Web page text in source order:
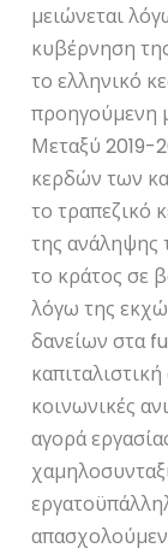
μειώνεται
κυβέρνηση
το ελληνικό
προηγούμενη
Μεταξύ 2019-
κερδών των
το τραπεζικό
της ανάληψης
το κράτος σε
λόγω της
δανείων στα
κοινωνικές
αγορά